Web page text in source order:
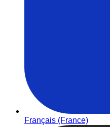
Français (France)